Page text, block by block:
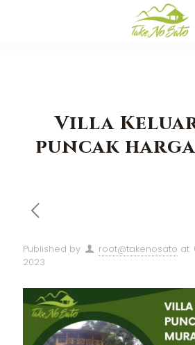
Villa
puncak
Published by root@takenosato at
2023